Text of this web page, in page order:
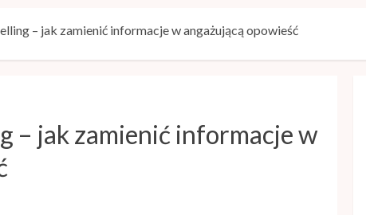
– jak zamienić informacje w angażującą opowieść
– jak zamienić informacje w